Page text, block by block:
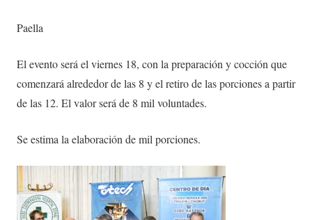
Paella
El evento será el viernes 18, con la preparación y cocción que
comenzará alrededor de las 8 y el retiro de las porciones a partir
de las 12. El valor será de 8 mil voluntades.
Se estima la elaboración de mil porciones.